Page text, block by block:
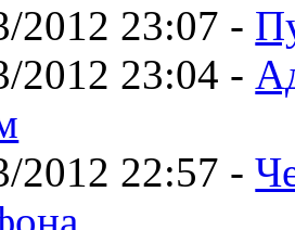
2012 23:07 -
2012 23:04 -
2012 22:57 -